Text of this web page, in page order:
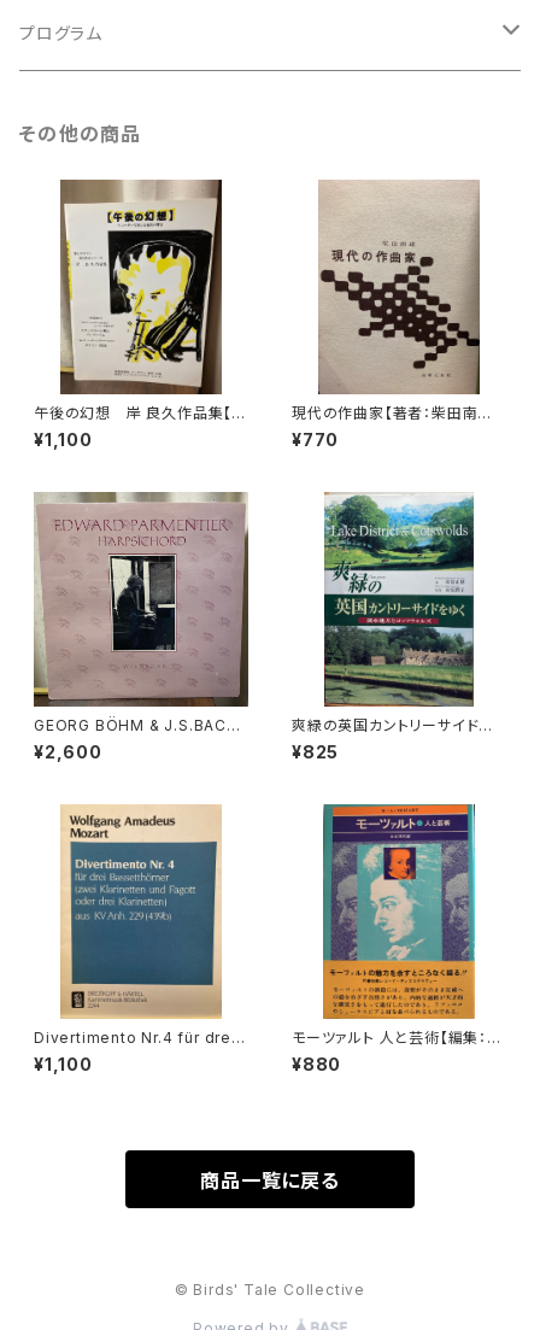
ルネサンス
古楽以外
古楽
プログラム
古楽以外
その他の商品
午後の幻想 岸 良久作品集【製
作：音楽企画社 ハーモニー】出
版社：音楽企画社 ハーモニ
¥1,100
現代の作曲家【著者：柴田南雄】
出版社：音楽之友社 昭和33年
¥770
GEORG BÖHM & J.S.BACH:
EXTRAVAGANT HARPSICH
ORD MUSIC【演奏者：EDWAR
¥2,600
爽緑の英国カントリーサイドを
ゆく【著者：末安正博 写真：末安
潤子】出版社：成隆出版 2000
¥825
Divertimento Nr.4 für drei
Basetthörner(zwei klarinet
ten und Fagotto oder drei
EITKOPF&HÄRTEL 1987年
¥1,100
モーツァルト 人と芸術【編集：音
楽現代】出版社：芸術現代社 昭
和51年
¥880
商品一覧に戻る
© Birds' Tale Collective